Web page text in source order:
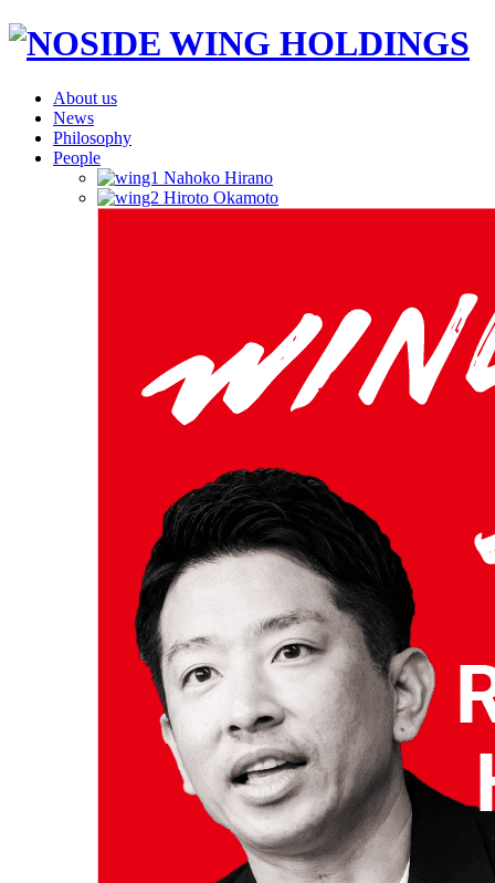
About us
News
Philosophy
People